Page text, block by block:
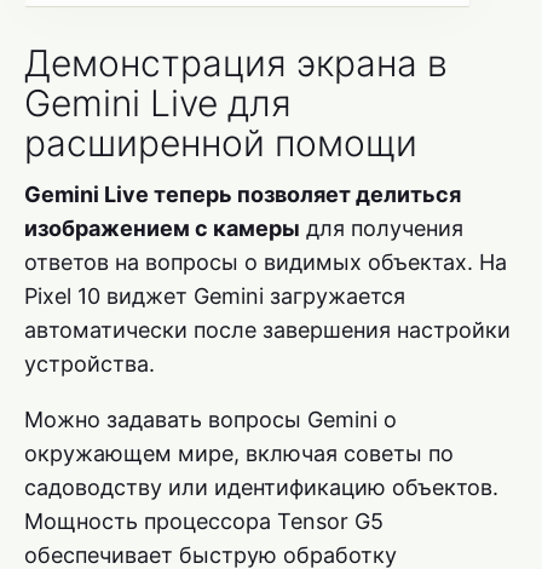
Демонстрация экрана в
Gemini Live для
расширенной помощи
Gemini Live теперь позволяет делиться
изображением с камеры для получения
ответов на вопросы о видимых объектах. На
Pixel 10 виджет Gemini загружается
автоматически после завершения настройки
устройства.
Можно задавать вопросы Gemini о
окружающем мире, включая советы по
садоводству или идентификацию объектов.
Мощность процессора Tensor G5
обеспечивает быструю обработку